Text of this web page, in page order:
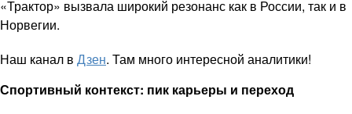
«Трактор» вызвала широкий резонанс как в России, так и в
Норвегии.
Наш канал в Дзен. Там много интересной аналитики!
Спортивный контекст: пик карьеры и переход